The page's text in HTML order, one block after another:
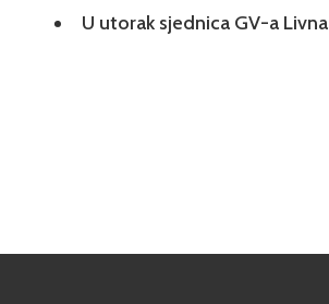
U utorak sjednica GV-a Livna